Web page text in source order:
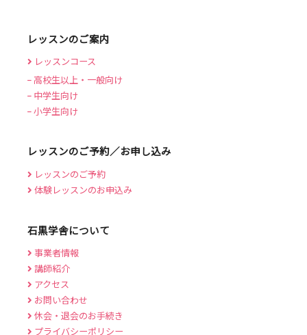
レッスンのご案内
レッスンコース
高校生以上・一般向け
中学生向け
小学生向け
レッスンのご予約／お申し込み
レッスンのご予約
体験レッスンのお申込み
石黒学舎について
事業者情報
講師紹介
アクセス
お問い合わせ
休会・退会のお手続き
プライバシーポリシー